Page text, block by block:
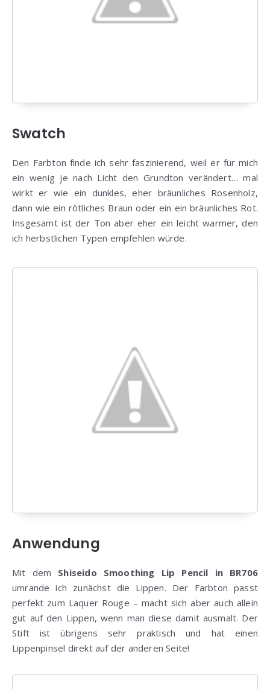
Swatch
Den Farbton finde ich sehr faszinierend, weil er für mich
ein wenig je nach Licht den Grundton verändert… mal
wirkt er wie ein dunkles, eher bräunliches Rosenholz,
dann wie ein rötliches Braun oder ein ein bräunliches Rot.
Insgesamt ist der Ton aber eher ein leicht warmer, den
ich herbstlichen Typen empfehlen würde.
Anwendung
Mit dem Shiseido Smoothing Lip Pencil in BR706
umrande ich zunächst die Lippen. Der Farbton passt
perfekt zum Laquer Rouge – macht sich aber auch allein
gut auf den Lippen, wenn man diese damit ausmalt. Der
Stift ist übrigens sehr praktisch und hat einen
Lippenpinsel direkt auf der anderen Seite!